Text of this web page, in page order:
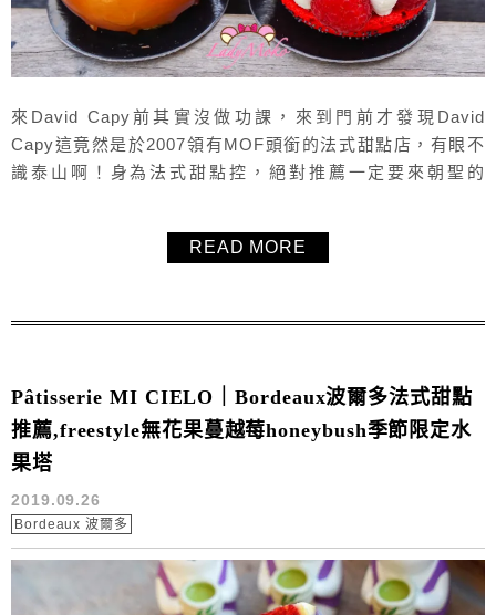
來David Capy前其實沒做功課，來到門前才發現David
Capy這竟然是於2007領有MOF頭銜的法式甜點店，有眼不
識泰山啊！身為法式甜點控，絕對推薦一定要來朝聖的
等等通通都有，毛毛第一次來訪品嚐了兩顆冷藏法式甜點與
READ MORE
Pâtisserie MI CIELO｜Bordeaux波爾多法式甜點
推薦,freestyle無花果蔓越莓honeybush季節限定水
果塔
2019.09.26
Bordeaux 波爾多